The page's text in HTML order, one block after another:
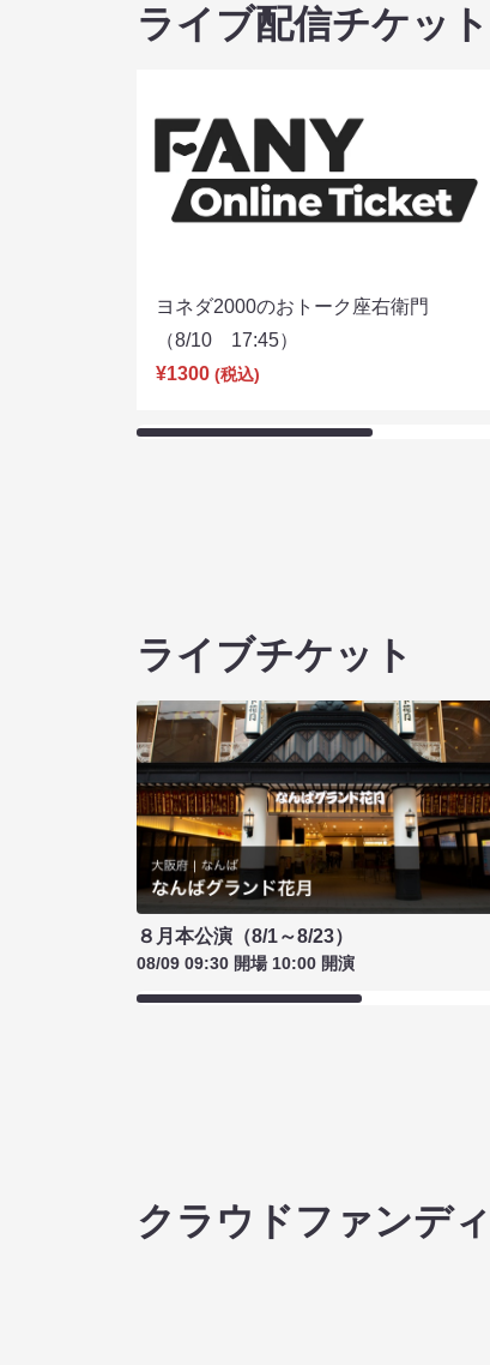
ライブ配信チケット
ヨネダ2000のおトーク座右衛門
（8/10 17:45）
¥1300 (税込)
ライブチケット
８月本公演（8/1～8/23）
08/09 09:30 開場 10:00 開演
クラウドファンデ